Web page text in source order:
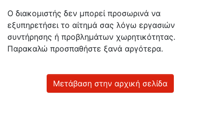
Υπηρεσίες
Αυτοαπόθεσης
Ανοιχτά
Δεδομένα
Ο διακομιστής δεν μπορεί προσωρινά να
εξυπηρετήσει το αίτημά σας λόγω εργασιών
συντήρησης ή προβλημάτων χωρητικότητας.
Παρακαλώ προσπαθήστε ξανά αργότερα.
Μετάβαση στην αρχική σελίδα